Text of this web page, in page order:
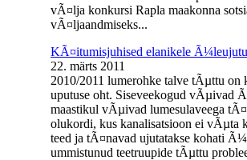
vÃ¤lja konkursi Rapla maakonna
vÃ¤ljaandmiseks...
KÃ¤itumisjuhised elanikele
22. märts 2011
2010/2011 lumerohke talve tÃµttu on
uputuse oht. Siseveekogud vÃµivad
maastikul vÃµivad lumesulaveega
olukordi, kus kanalisatsioon ei vÃµta
teed ja tÃ¤navad ujutatakse kohati
ummistunud teetruupide tÃµttu